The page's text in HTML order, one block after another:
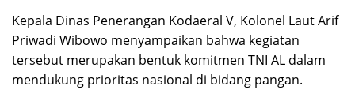
Kepala Dinas Penerangan Kodaeral V, Kolonel Laut Arif
Priwadi Wibowo menyampaikan bahwa kegiatan
tersebut merupakan bentuk komitmen TNI AL dalam
mendukung prioritas nasional di bidang pangan.